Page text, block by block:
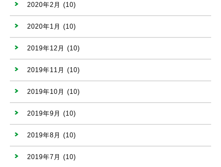
2020年2月 (10)
2020年1月 (10)
2019年12月 (10)
2019年11月 (10)
2019年10月 (10)
2019年9月 (10)
2019年8月 (10)
2019年7月 (10)